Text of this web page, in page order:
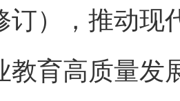
订），推动现
教育高质量发